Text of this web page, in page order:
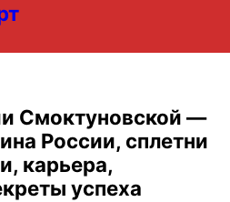
Смоктуновской —
России, сплетни
карьера,
успеха